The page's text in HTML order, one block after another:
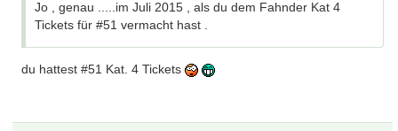
Jo , genau .....im Juli 2015 , als du dem Fahnder Kat 4
Tickets für #51 vermacht hast .
du hattest #51 Kat. 4 Tickets